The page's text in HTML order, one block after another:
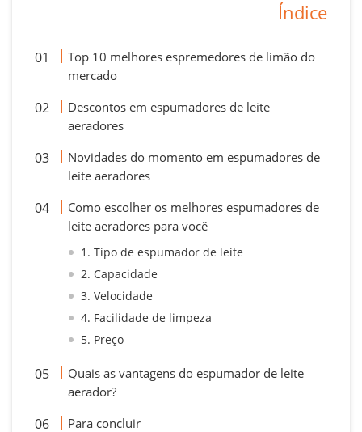
Índice
Top 10 melhores espremedores de limão do
mercado
Descontos em espumadores de leite
aeradores
Novidades do momento em espumadores de
leite aeradores
Como escolher os melhores espumadores de
leite aeradores para você
1. Tipo de espumador de leite
2. Capacidade
3. Velocidade
4. Facilidade de limpeza
5. Preço
Quais as vantagens do espumador de leite
aerador?
Para concluir